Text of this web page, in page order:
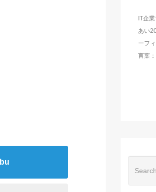
IT企
あい
ーフ
言葉